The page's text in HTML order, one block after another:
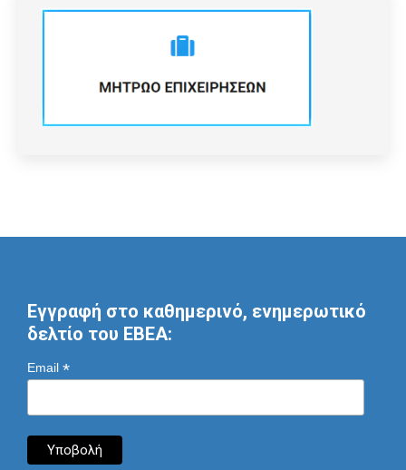
Εγγραφή στο καθημερινό, ενημερωτικό
δελτίο του ΕΒΕΑ:
Email *